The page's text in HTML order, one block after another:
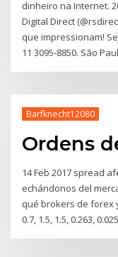
dinheiro na Internet.
Digital Direct
que impressionam!
11 3095-8850. São
Barfknecht12080
Ordens
14 Feb 2017 spread
echándonos del
qué brokers de forex
0.7, 1.5, 1.5, 0.263,